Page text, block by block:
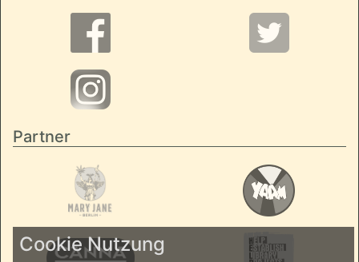
Partner
Cookie Nutzung